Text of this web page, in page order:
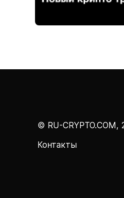
© RU-
Контакты